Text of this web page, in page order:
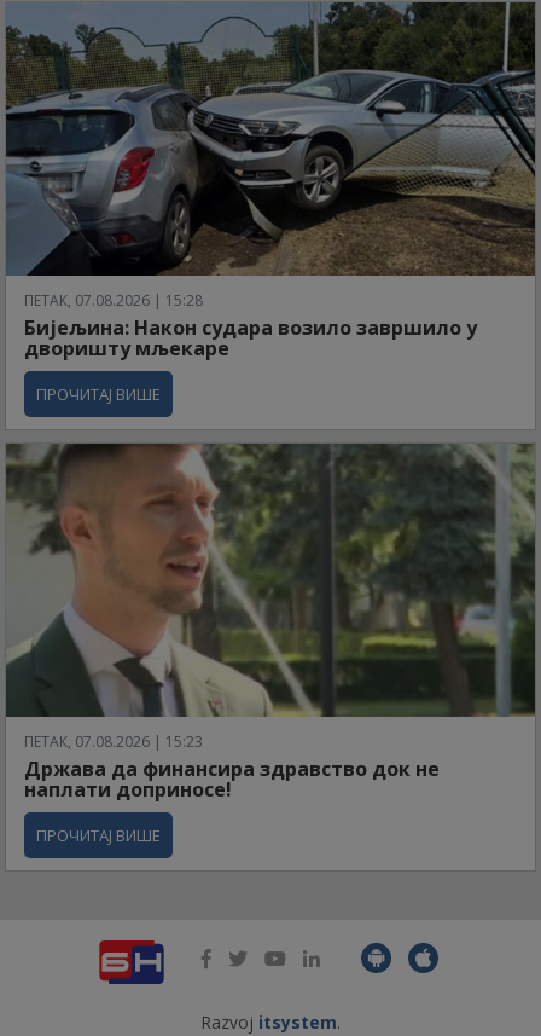
ПЕТАК, 07.08.2026 | 15:28
Бијељина: Након судара возило завршило у
дворишту мљекаре
ПРОЧИТАЈ ВИШЕ
ПЕТАК, 07.08.2026 | 15:23
Држава да финансира здравство док не
наплати доприносе!
ПРОЧИТАЈ ВИШЕ
Razvoj itsystem.